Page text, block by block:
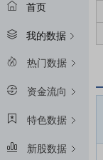
首页
我的数据
热门数据
资金流向
特色数据
新股数据